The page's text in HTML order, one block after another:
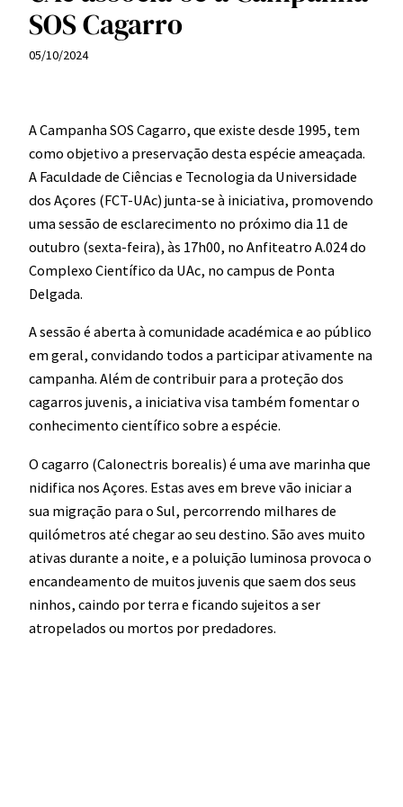
SOS Cagarro
05/10/2024
A Campanha SOS Cagarro, que existe desde 1995, tem
como objetivo a preservação desta espécie ameaçada.
A Faculdade de Ciências e Tecnologia da Universidade
dos Açores (FCT-UAc) junta-se à iniciativa, promovendo
uma sessão de esclarecimento no próximo dia 11 de
outubro (sexta-feira), às 17h00, no Anfiteatro A.024 do
Complexo Científico da UAc, no campus de Ponta
Delgada.
A sessão é aberta à comunidade académica e ao público
em geral, convidando todos a participar ativamente na
campanha. Além de contribuir para a proteção dos
cagarros juvenis, a iniciativa visa também fomentar o
conhecimento científico sobre a espécie.
O cagarro (Calonectris borealis) é uma ave marinha que
nidifica nos Açores. Estas aves em breve vão iniciar a
sua migração para o Sul, percorrendo milhares de
quilómetros até chegar ao seu destino. São aves muito
ativas durante a noite, e a poluição luminosa provoca o
encandeamento de muitos juvenis que saem dos seus
ninhos, caindo por terra e ficando sujeitos a ser
atropelados ou mortos por predadores.